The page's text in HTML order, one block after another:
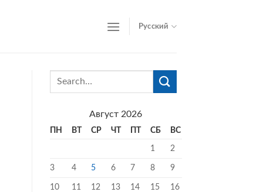
Русский
Август 2026
ПН ВТ СР ЧТ ПТ СБ ВС
1 2
3 4 5 6 7 8 9
10 11 12 13 14 15 16